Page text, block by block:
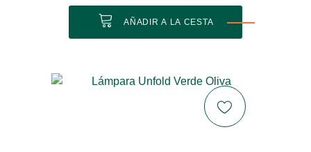
AÑADIR A LA CESTA